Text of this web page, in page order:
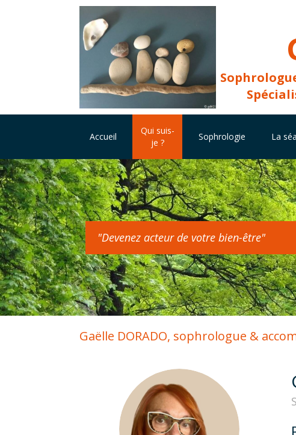
Accueil
Qui suis-
je ?
Sophrologie La
"Devenez acteur de votre bien-être"
Gaëlle DORADO, sophrologue &